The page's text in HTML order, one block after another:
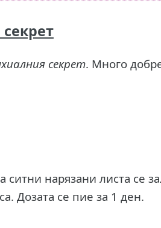
секрет. Много
нарязани листа се
Дозата се пие за 1 ден.